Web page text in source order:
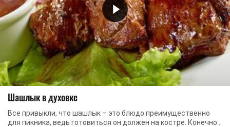
Шашлык в духовке
Все привыкли, что шашлык – это блюдо преимущественно
для пикника, ведь готовиться он должен на костре. Конечно,